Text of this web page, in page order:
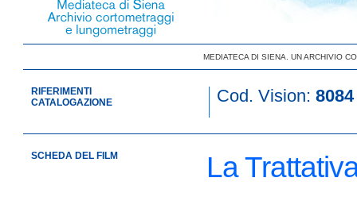
MEDIATECA DI SIENA. UN ARCHIVIO
RIFERIMENTI
CATALOGAZIONE
Cod. Vision: 8084
SCHEDA DEL FILM La